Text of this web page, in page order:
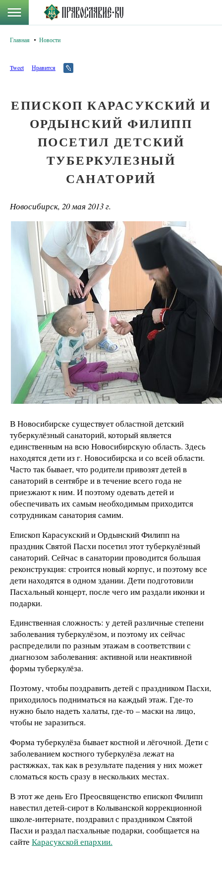
Главная Новости
Tweet Нравится
ЕПИСКОП КАРАСУКСКИЙ И
ОРДЫНСКИЙ ФИЛИПП
ПОСЕТИЛ ДЕТСКИЙ
ТУБЕРКУЛЕЗНЫЙ
САНАТОРИЙ
Новосибирск, 20 мая 2013 г.
В Новосибирске существует областной детский
туберкулёзный санаторий, который является
единственным на всю Новосибирскую область. Здесь
находятся дети из г. Новосибирска и со всей области.
Часто так бывает, что родители привозят детей в
санаторий в сентябре и в течение всего года не
приезжают к ним. И поэтому одевать детей и
обеспечивать их самым необходимым приходится
сотрудникам санатория самим.
Епископ Карасукский и Ордынский Филипп на
праздник Святой Пасхи посетил этот туберкулёзный
санаторий. Сейчас в санатории проводится большая
реконструкция: строится новый корпус, и поэтому все
дети находятся в одном здании. Дети подготовили
Пасхальный концерт, после чего им раздали иконки и
подарки.
Единственная сложность: у детей различные степени
заболевания туберкулёзом, и поэтому их сейчас
распределили по разным этажам в соответствии с
диагнозом заболевания: активной или неактивной
формы туберкулёза.
Поэтому, чтобы поздравить детей с праздником Пасхи,
приходилось подниматься на каждый этаж. Где-то
нужно было надеть халаты, где-то – маски на лицо,
чтобы не заразиться.
Форма туберкулёза бывает костной и лёгочной. Дети с
заболеванием костного туберкулёза лежат на
растяжках, так как в результате падения у них может
сломаться кость сразу в нескольких местах.
В этот же день Его Преосвященство епископ Филипп
навестил детей-сирот в Колыванской коррекционной
школе-интернате, поздравил с праздником Святой
Пасхи и раздал пасхальные подарки, сообщается на
сайте Карасукской епархии.